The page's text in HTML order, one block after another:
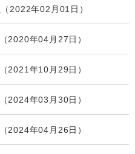
2022年02月01日
2020年04月27日
2021年10月29日
2024年03月30日
2024年04月26日